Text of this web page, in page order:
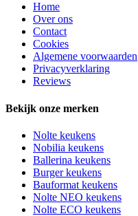
Home
Over ons
Contact
Cookies
Algemene voorwaarden
Privacyverklaring
Reviews
Bekijk onze merken
Nolte keukens
Nobilia keukens
Ballerina keukens
Burger keukens
Bauformat keukens
Nolte NEO keukens
Nolte ECO keukens